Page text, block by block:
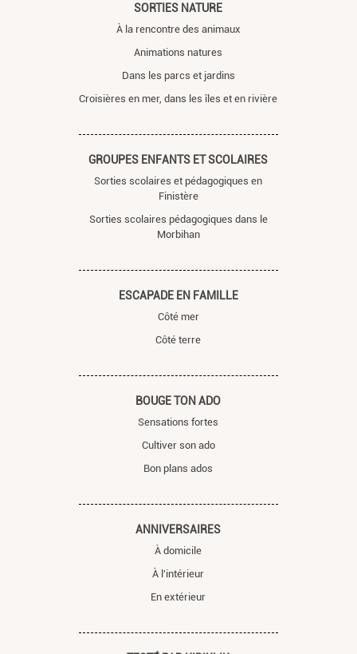
SORTIES NATURE
À la rencontre des animaux
Animations natures
Dans les parcs et jardins
Croisières en mer, dans les îles et en rivière
GROUPES ENFANTS ET SCOLAIRES
Sorties scolaires et pédagogiques en
Finistère
Sorties scolaires pédagogiques dans le
Morbihan
ESCAPADE EN FAMILLE
Côté mer
Côté terre
BOUGE TON ADO
Sensations fortes
Cultiver son ado
Bon plans ados
ANNIVERSAIRES
À domicile
À l'intérieur
En extérieur